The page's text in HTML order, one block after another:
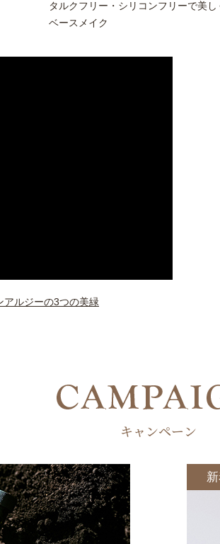
タルクフリー・シリコンフリーで美し
ベースメイク
ルジーの3つの美緑
キャンペーン